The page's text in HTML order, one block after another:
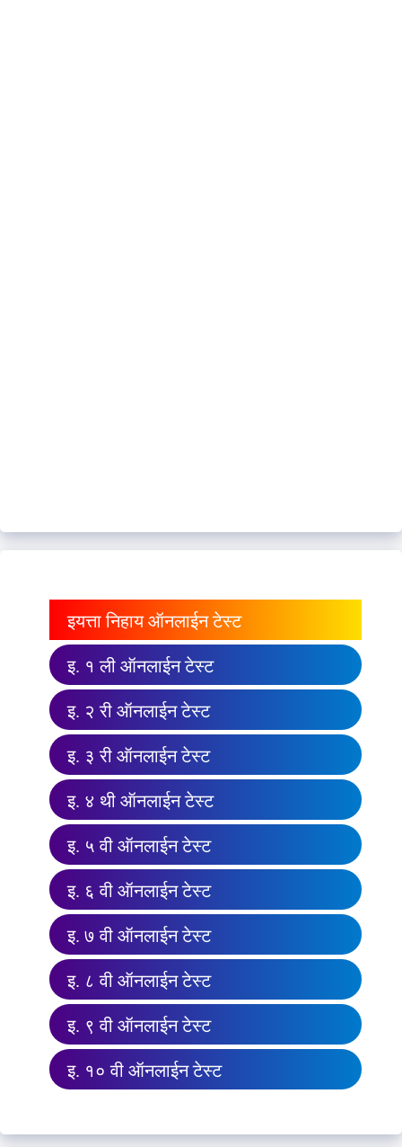
इयत्ता निहाय ऑनलाईन टेस्ट
इ. १ ली ऑनलाईन टेस्ट
इ. २ री ऑनलाईन टेस्ट
इ. ३ री ऑनलाईन टेस्ट
इ. ४ थी ऑनलाईन टेस्ट
इ. ५ वी ऑनलाईन टेस्ट
इ. ६ वी ऑनलाईन टेस्ट
इ. ७ वी ऑनलाईन टेस्ट
इ. ८ वी ऑनलाईन टेस्ट
इ. ९ वी ऑनलाईन टेस्ट
इ. १० वी ऑनलाईन टेस्ट